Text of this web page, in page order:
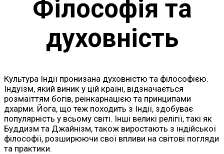
Філософія та
духовність
Культура Індії пронизана духовністю та філософією.
Індуїзм, який виник у цій країні, відзначається
розмаїттям богів, реінкарнацією та принципами
дхарми. Йога, що теж походить з Індії, здобуває
популярність у всьому світі. Інші великі релігії, такі як
Буддизм та Джайнізм, також виростають з індійської
філософії, розширюючи свої впливи на світові погляди
та практики.